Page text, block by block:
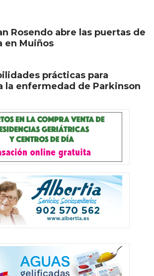
Rosendo abre las puertas de
en Muiños
prácticas para
la enfermedad de Parkinson